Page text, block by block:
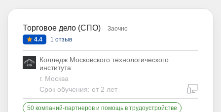
Торговое дело (СПО)
Заочно
4.4
1 отзыв
Колледж Московского технологического
института
г. Москва
Срок обучения: от 2 лет
50 компаний-партнеров и помощь в трудоустройстве